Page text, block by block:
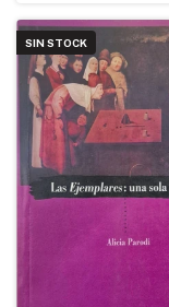
SIN STOCK